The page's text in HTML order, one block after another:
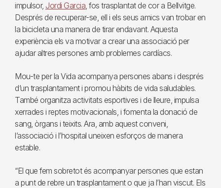
impulsor, Jordi Garcia, fos trasplantat de cor a Bellvitge.
Després de recuperar-se, ell i els seus amics van trobar en
la bicicleta una manera de tirar endavant. Aquesta
experiència els va motivar a crear una associació per
ajudar altres persones amb problemes cardíacs.
Mou-te per la Vida acompanya persones abans i després
d’un trasplantament i promou hàbits de vida saludables.
També organitza activitats esportives i de lleure, impulsa
xerrades i reptes motivacionals, i fomenta la donació de
sang, òrgans i teixits. Ara, amb aquest conveni,
l’associació i l’hospital uneixen esforços de manera
estable.
“El que fem sobretot és acompanyar persones que estan
a punt de rebre un trasplantament o que ja l’han viscut. Els